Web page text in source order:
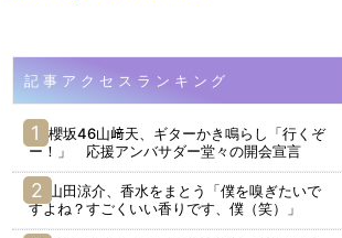
記事アクセスランキング
櫻坂46山﨑天、ギターかき鳴らし「行くぞ
ー！」 応援アンバサダー堂々の開会宣言
山田涼介、香水をまとう「僕を嗅ぎたいで
すよね？すごくいい香りです、僕（笑）」